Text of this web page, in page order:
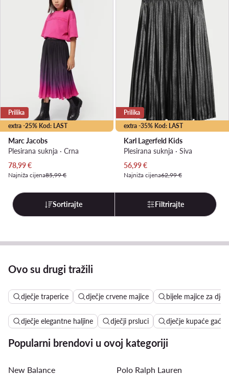
extra -25% Kod: LAST
Prilika
Marc Jacobs
Plesirana suknja · Crna
Trenutna cijena
78,99€
Najniža cijena85,99 €
extra -35% Kod: LAST
Prilika
Karl Lagerfeld Kids
Plesirana suknja · Siva
Trenutna cijena
56,99€
Najniža cijena62,99 €
Sortirajte Filtrirajte
Ovo su drugi tražili
dječje traperice dječje crvene majice bijele majice za
dječje elegantne haljine dječji prsluci dječje kupaće
Popularni brendovi u ovoj kategoriji
New Balance Polo Ralph Lauren